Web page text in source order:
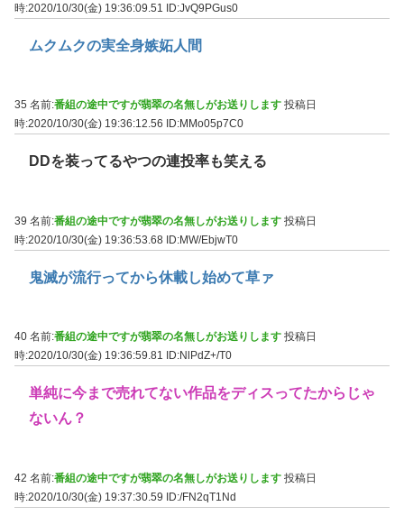
時:2020/10/30(金) 19:36:09.51 ID:JvQ9PGus0
ムクムクの実全身嫉妬人間
35 名前:番組の途中ですが翡翠の名無しがお送りします 投稿日
時:2020/10/30(金) 19:36:12.56
ID:MMo05p7C0
DDを装ってるやつの連投率も笑える
39 名前:番組の途中ですが翡翠の名無しがお送りします 投稿日
時:2020/10/30(金) 19:36:53.68 ID:MW/EbjwT0
鬼滅が流行ってから休載し始めて草ァ
40 名前:番組の途中ですが翡翠の名無しがお送りします 投稿日
時:2020/10/30(金) 19:36:59.81
ID:NlPdZ+/T0
単純に今まで売れてない作品をディスってたからじゃ
ないん？
42 名前:番組の途中ですが翡翠の名無しがお送りします 投稿日
時:2020/10/30(金) 19:37:30.59 ID:/FN2qT1Nd